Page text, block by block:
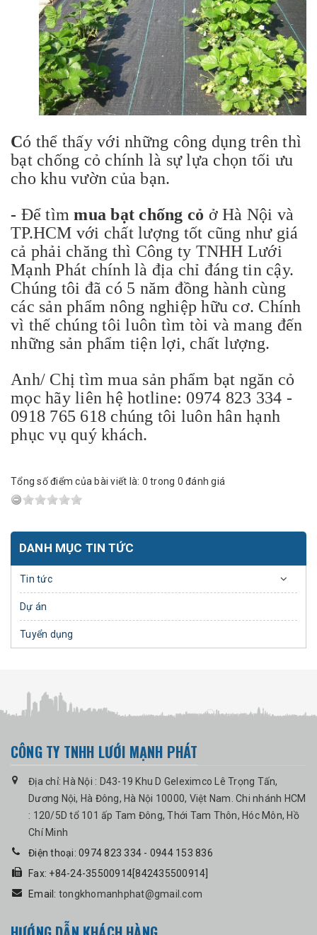
Có thể thấy với những công dụng trên thì
bạt chống cỏ chính là sự lựa chọn tối ưu
cho khu vườn của bạn.
- Để tìmmua bạt chống cỏ ở Hà Nội và
TP.HCM với chất lượng tốt cũng như giá
cả phải chăng thì Công ty TNHH Lưới
Mạnh Phát chính là địa chỉ đáng tin cậy.
Chúng tôi đã có 5 năm đồng hành cùng
các sản phẩm nông nghiệp hữu cơ. Chính
vì thế chúng tôi luôn tìm tòi và mang đến
những sản phẩm tiện lợi, chất lượng.
Anh/ Chị tìm mua sản phẩm bạt ngăn cỏ
mọc hãy liên hệ hotline: 0974 823 334 -
0918 765 618 chúng tôi luôn hân hạnh
phục vụ quý khách.
Tổng số điểm của bài viết là: 0 trong 0 đánh giá
DANH MỤC TIN TỨC
Tin tức
Dự án
Tuyển dụng
CÔNG TY TNHH LƯỚI MẠNH PHÁT
Địa chỉ: Hà Nội : D43-19 Khu D Geleximco Lê Trọng Tấn,
Dương Nội, Hà Đông, Hà Nội 10000, Việt Nam. Chi nhánh HCM
: 120/5D tổ 101 ấp Tam Đông, Thới Tam Thôn, Hóc Môn, Hồ
Chí Minh
Điện thoại: 0974 823 334 - 0944 153 836
Fax: +84-24-35500914[842435500914]
Email: tongkhomanhphat@gmail.com